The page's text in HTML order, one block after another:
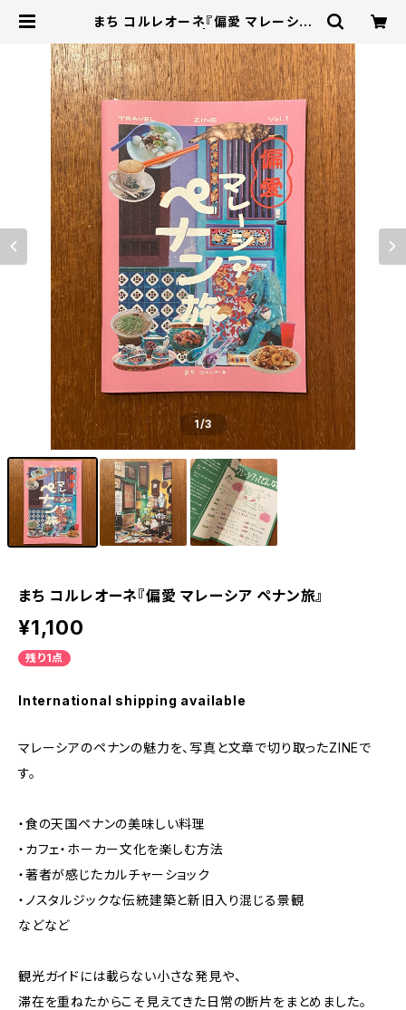
まち コルレオーネ『偏愛 マレーシア
1/3
まち コルレオーネ『偏愛 マレーシア ペナン旅』
¥1,100
残り1点
International shipping available
マレーシアのペナンの魅力を、写真と文章で切り取ったZINEで
す。
・食の天国ペナンの美味しい料理
・カフェ・ホーカー文化を楽しむ方法
・著者が感じたカルチャーショック
・ノスタルジックな伝統建築と新旧入り混じる景観
などなど
観光ガイドには載らない小さな発見や、
滞在を重ねたからこそ見えてきた日常の断片をまとめました。